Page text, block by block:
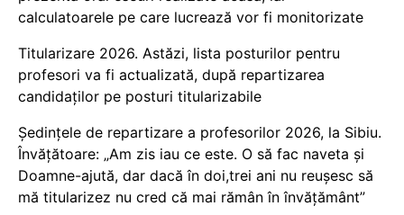
calculatoarele pe care lucrează vor fi monitorizate
Titularizare 2026. Astăzi, lista posturilor pentru
profesori va fi actualizată, după repartizarea
candidaților pe posturi titularizabile
Ședințele de repartizare a profesorilor 2026, la Sibiu.
Învățătoare: „Am zis iau ce este. O să fac naveta și
Doamne-ajută, dar dacă în doi,trei ani nu reușesc să
mă titularizez nu cred că mai rămân în învățământ”